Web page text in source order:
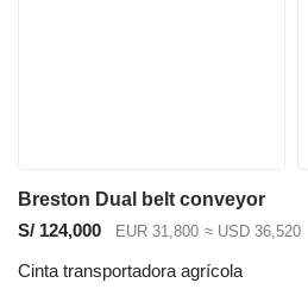
Breston Dual belt conveyor
S/ 124,000
EUR 31,800 ≈ USD 36,520
Cinta transportadora agrícola